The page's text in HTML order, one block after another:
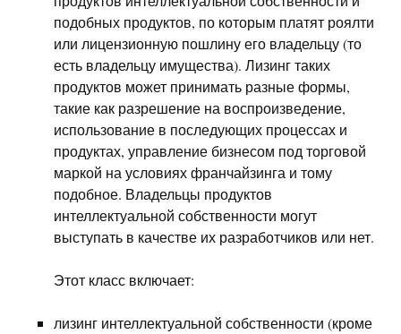
подобных продуктов, по которым платят роялти
или лицензионную пошлину его владельцу (то
есть владельцу имущества). Лизинг таких
продуктов может принимать разные формы,
такие как разрешение на воспроизведение,
использование в последующих процессах и
продуктах, управление бизнесом под торговой
маркой на условиях франчайзинга и тому
подобное. Владельцы продуктов
интеллектуальной собственности могут
выступать в качестве их разработчиков или нет.
Этот класс включает:
лизинг интеллектуальной собственности (кроме